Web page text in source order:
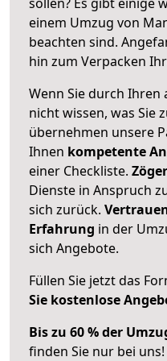
einem Umzug von
beachten sind.
hin zum Verpacken
Wenn Sie durch
nicht wissen, was Sie
übernehmen unsere
Ihnen kompetente
einer Checkliste.
Dienste in Anspruch
sich zurück.
Erfahrung in der
sich Angebote.
Füllen Sie jetzt das
Sie kostenlose
Bis zu 60 % der
finden Sie nur bei uns!